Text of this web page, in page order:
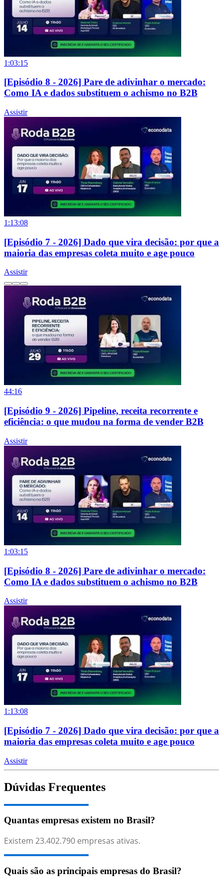
1:03:15
[Episódio 8 - 2026] Pare de adivinhar o mercado:
Como IA e dados substituem o achismo no B2B
Assistir
1:13:08
[Episódio 7 - 2026] Dado que vira decisão: por que a
maioria das empresas coleta muito e age pouco
Assistir
44:16
[Episódio 9 - 2026] Pipeline, receita recorrente e
eficiência: o que mudou na forma de vender B2B
Assistir
1:03:15
[Episódio 8 - 2026] Pare de adivinhar o mercado:
Como IA e dados substituem o achismo no B2B
Assistir
1:13:08
[Episódio 7 - 2026] Dado que vira decisão: por que a
maioria das empresas coleta muito e age pouco
Assistir
Dúvidas Frequentes
Quantas empresas existem no Brasil?
Existem 23.402.790 empresas ativas.
Quais são as principais empresas do Brasil?